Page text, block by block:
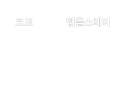
포교 템플스테이